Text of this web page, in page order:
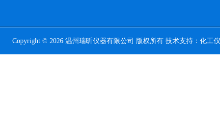
Copyright © 2026 温州瑞昕仪器有限公司 版权所有 技术支持： 化工